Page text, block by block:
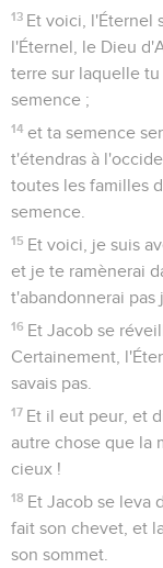
13 Et voici, l'Éternel
l'Éternel, le Dieu
terre sur laquelle
semence ;
14 et ta semence
t'étendras à
toutes les familles
semence.
15 Et voici, je suis
et je te ramènerai
t'abandonnerai pas
16 Et Jacob se
Certainement,
savais pas.
17 Et il eut peur, et
autre chose que la
cieux !
18 Et Jacob se leva
fait son chevet, et
son sommet.